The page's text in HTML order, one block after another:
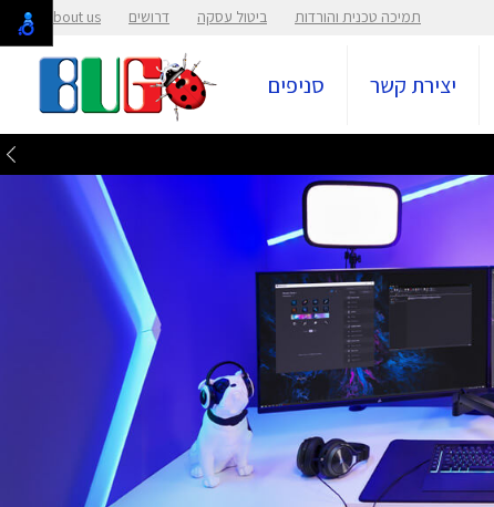
תמיכה טכנית והורדות ביטול עסקה דרושים About us
יצירת קשר סניפים